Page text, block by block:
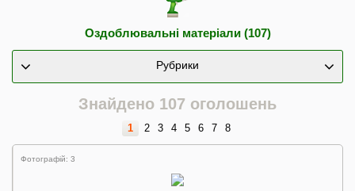
Оздоблювальні матеріали (107)
Рубрики
Знайдено 107 оголошень
1 2 3 4 5 6 7 8
Фотографій: 3